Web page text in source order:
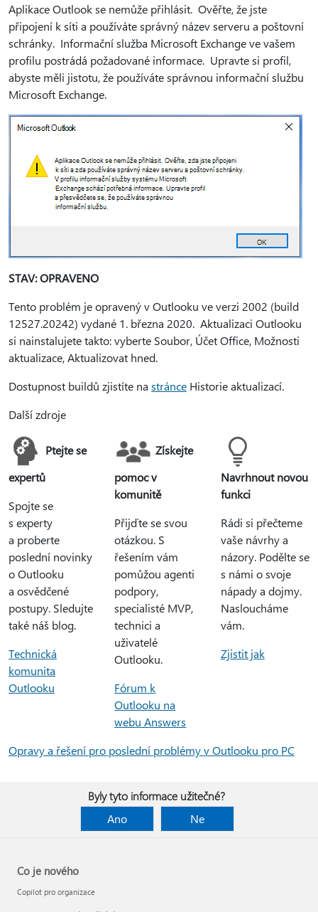
Aplikace Outlook se nemůže přihlásit. Ověřte, že jste
připojení k síti a používáte správný název serveru a poštovní
schránky. Informační služba Microsoft Exchange ve vašem
profilu postrádá požadované informace. Upravte si profil,
abyste měli jistotu, že používáte správnou informační službu
Microsoft Exchange.
STAV: OPRAVENO
Tento problém je opravený v Outlooku ve verzi 2002 (build
12527.20242) vydané 1. března 2020. Aktualizaci Outlooku
si nainstalujete takto: vyberte Soubor, Účet Office, Možnosti
aktualizace, Aktualizovat hned.
Dostupnost buildů zjistíte na stránce Historie aktualizací.
Další zdroje
Ptejte se
expertů
Spojte se
s experty
a proberte
poslední novinky
o Outlooku
a osvědčené
postupy. Sledujte
také náš blog.
Technická
komunita
Outlooku
Získejte
pomoc v
komunitě
Přijďte se svou
otázkou. S
řešením vám
pomůžou agenti
podpory,
specialisté MVP,
technici a
uživatelé
Outlooku.
Fórum k
Outlooku na
webu Answers
Navrhnout novou
funkci
Rádi si přečteme
vaše návrhy a
názory. Podělte se
s námi o svoje
nápady a dojmy.
Nasloucháme
vám.
Zjistit jak
Opravy a řešení pro poslední problémy v Outlooku pro PC
Byly tyto informace užitečné?
Ano
Ne
Co je nového
Copilot pro organizace